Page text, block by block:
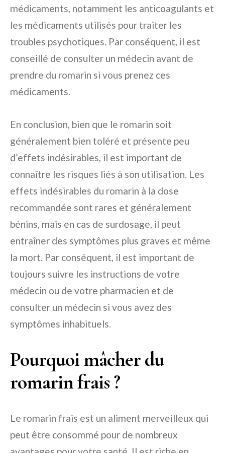
médicaments, notamment les anticoagulants et
les médicaments utilisés pour traiter les
troubles psychotiques. Par conséquent, il est
conseillé de consulter un médecin avant de
prendre du romarin si vous prenez ces
médicaments.
En conclusion, bien que le romarin soit
généralement bien toléré et présente peu
d’effets indésirables, il est important de
connaître les risques liés à son utilisation. Les
effets indésirables du romarin à la dose
recommandée sont rares et généralement
bénins, mais en cas de surdosage, il peut
entraîner des symptômes plus graves et même
la mort. Par conséquent, il est important de
toujours suivre les instructions de votre
médecin ou de votre pharmacien et de
consulter un médecin si vous avez des
symptômes inhabituels.
Pourquoi mâcher du
romarin frais ?
Le romarin frais est un aliment merveilleux qui
peut être consommé pour de nombreux